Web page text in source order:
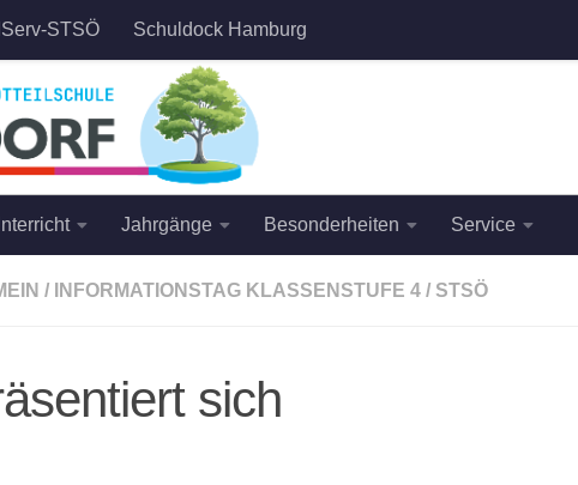
IServ-STSÖ Schuldock Hamburg
Jahrgänge Besonderheiten Service
/ INFORMATIONSTAG KLASSENSTUFE 4 / STSÖ
sich